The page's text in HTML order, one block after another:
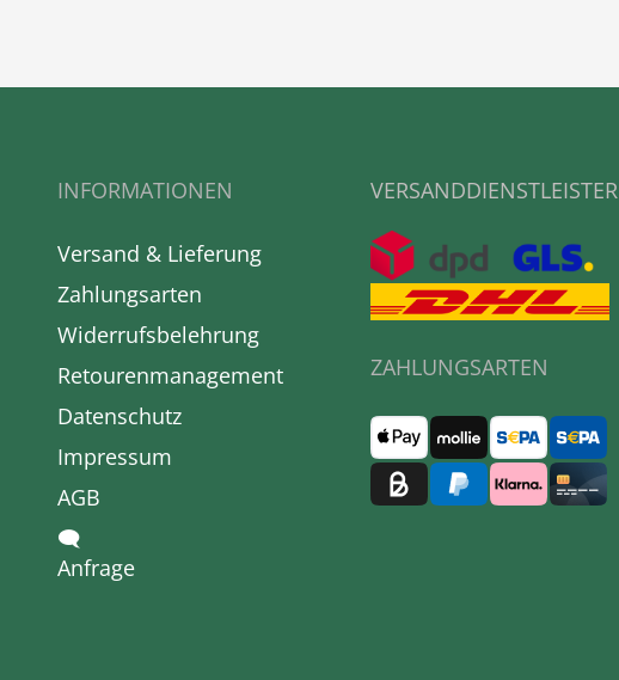
INFORMATIONEN
Versand & Lieferung
Zahlungsarten
Widerrufsbelehrung
Retourenmanagement
Datenschutz
Impressum
AGB
🗨
Anfrage
VERSANDDIENSTLEISTER
ZAHLUNGSARTEN